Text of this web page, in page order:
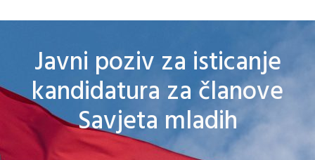
Javni poziv za isticanje
kandidatura za članove
Savjeta mladih